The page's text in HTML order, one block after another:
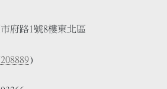
府路1號8樓東北區
)